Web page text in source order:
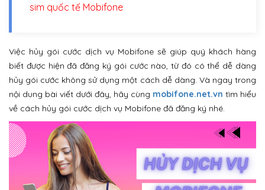
sim quốc tế Mobifone
Việc hủy gói cước dịch vụ Mobifone sẽ giúp quý khách hàng
biết được hiện đã đăng ký gói cước nào, từ đó có thể dễ dàng
hủy gói cước không sử dụng một cách dễ dàng. Và ngay trong
nội dung bài viết dưới đây, hãy cùng mobifone.net.vn tìm hiểu
về cách hủy gói cước dịch vụ Mobifone đã đăng ký nhé.